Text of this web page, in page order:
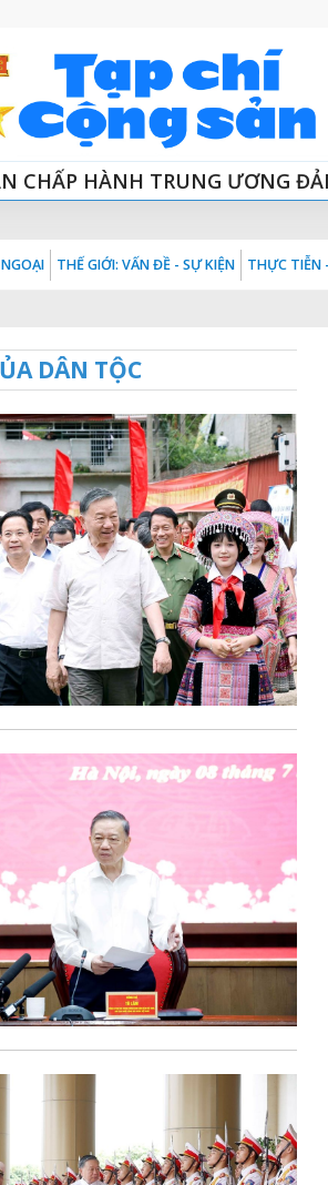
CHẤP HÀNH TRUNG ƯƠNG
THẾ GIỚI: VẤN ĐỀ - SỰ KIỆN THỰC TIỄN
DÂN TỘC